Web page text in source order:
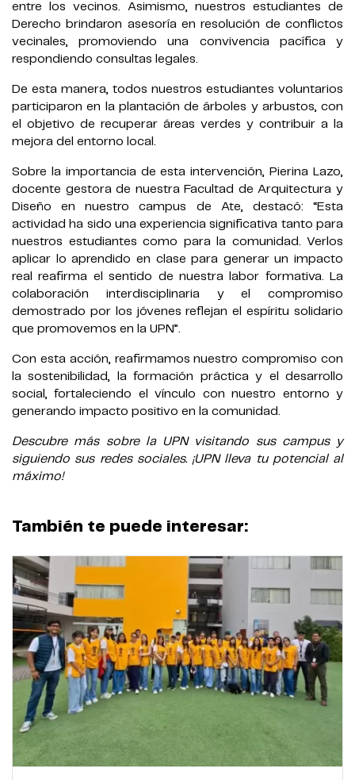
entre los vecinos. Asimismo, nuestros estudiantes de
Derecho brindaron asesoría en resolución de conflictos
vecinales, promoviendo una convivencia pacífica y
respondiendo consultas legales.
De esta manera, todos nuestros estudiantes voluntarios
participaron en la plantación de árboles y arbustos, con
el objetivo de recuperar áreas verdes y contribuir a la
mejora del entorno local.
Sobre la importancia de esta intervención, Pierina Lazo,
docente gestora de nuestra Facultad de Arquitectura y
Diseño en nuestro campus de Ate, destacó: “Esta
actividad ha sido una experiencia significativa tanto para
nuestros estudiantes como para la comunidad. Verlos
aplicar lo aprendido en clase para generar un impacto
real reafirma el sentido de nuestra labor formativa. La
colaboración interdisciplinaria y el compromiso
demostrado por los jóvenes reflejan el espíritu solidario
que promovemos en la UPN”.
Con esta acción, reafirmamos nuestro compromiso con
la sostenibilidad, la formación práctica y el desarrollo
social, fortaleciendo el vínculo con nuestro entorno y
generando impacto positivo en la comunidad.
Descubre más sobre la UPN visitando sus campus y
siguiendo sus redes sociales. ¡UPN lleva tu potencial al
máximo!
También te puede interesar: